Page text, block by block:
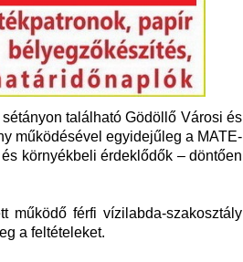
található Gödöllő Városi és
működésével egyidejűleg a MATE-
környékbeli érdeklődők – döntően
működő férfi vízilabda-szakosztály
a feltételeket.